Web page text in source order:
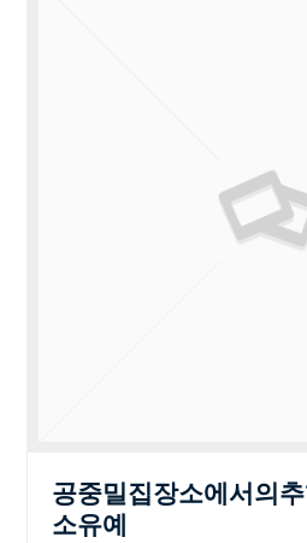
공중밀집장소에서의
소유예